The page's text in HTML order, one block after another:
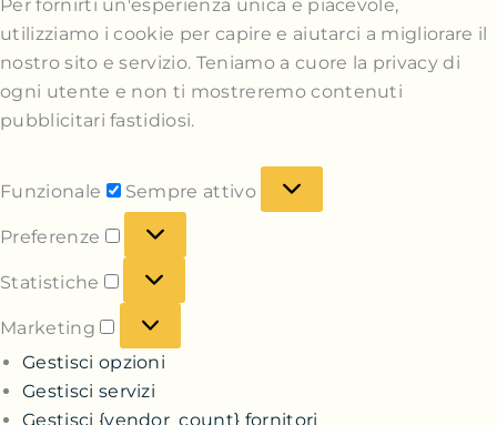
Per fornirti un'esperienza unica e piacevole,
utilizziamo i cookie per capire e aiutarci a migliorare il
nostro sito e servizio. Teniamo a cuore la privacy di
ogni utente e non ti mostreremo contenuti
pubblicitari fastidiosi.
Funzionale Sempre attivo
Preferenze
Statistiche
Marketing
Gestisci opzioni
Gestisci servizi
Gestisci {vendor_count} fornitori